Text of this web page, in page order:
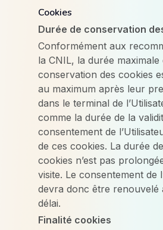
Cookies
Durée de conservation
Conformément aux
la CNIL, la durée maximale
conservation des cookies
au maximum après leur
dans le terminal de
comme la durée de la
consentement de
de ces cookies. La durée
cookies n’est pas
visite. Le consentement de
devra donc être renouvelé
délai.
Finalité cookies